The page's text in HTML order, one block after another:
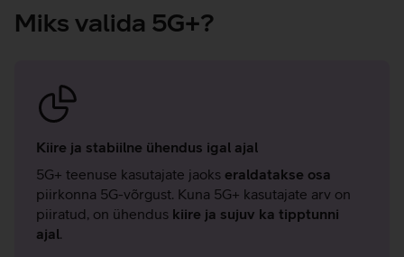
Miks valida 5G+?
Kiire ja stabiilne ühendus igal ajal
5G+ teenuse kasutajate jaoks eraldatakse osa
piirkonna 5G-võrgust. Kuna 5G+ kasutajate arv on
piiratud, on ühendus kiire ja sujuv ka tipptunni
ajal.